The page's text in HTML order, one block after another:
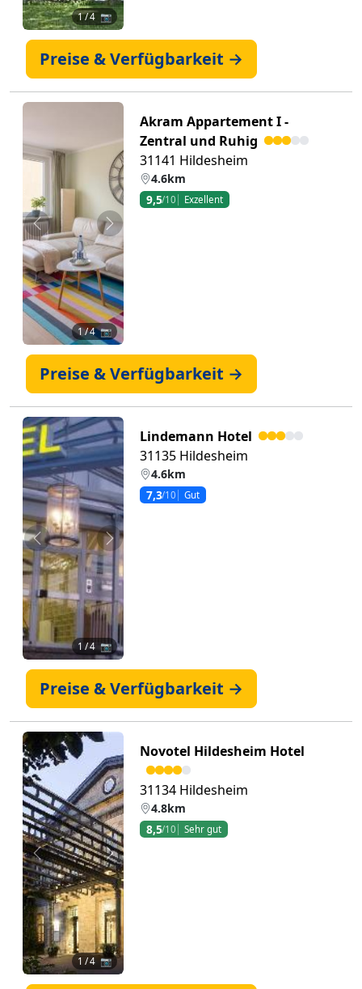
1/ 4 📷
Preise & Verfügbarkeit →
Zurück Weiter
1/ 4 📷
Akram Appartement I -
Zentral und Ruhig
31141 Hildesheim
4.6km
9,5/10 Exzellent
Preise & Verfügbarkeit →
Zurück Weiter
1 / 4 📷
Lindemann Hotel
31135 Hildesheim
4.6km
7,3/10 Gut
Preise & Verfügbarkeit →
Zurück Weiter
1 / 4 📷
Novotel Hildesheim Hotel
31134 Hildesheim
4.8km
8,5/10 Sehr gut